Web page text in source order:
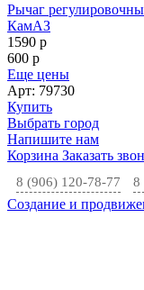
Рычаг
КамАЗ
1590 p
600 p
Еще цены
Арт: 79730
Купить
Выбрать город
Напишите нам
Корзина Заказать
8 (906) 120-78-77 8
Создание и